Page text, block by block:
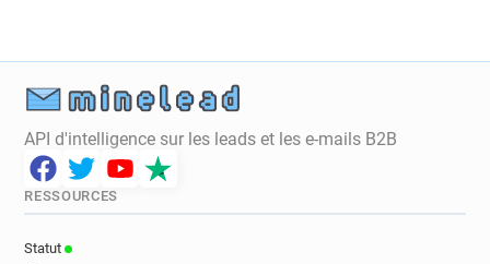
n*******@normandie-univ.fr
d********@normandie-univ.fr
c*********@normandie-univ.fr
e**********@normandie-univ.fr
b***********@normandie-univ.fr
API d'intelligence sur les leads et les e-mails B2B
RESSOURCES
Statut